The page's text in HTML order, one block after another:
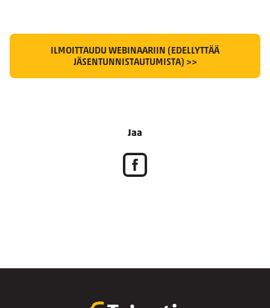
ILMOITTAUDU WEBINAARIIN (EDELLYTTÄÄ
JÄSENTUNNISTAUTUMISTA) >>
Jaa